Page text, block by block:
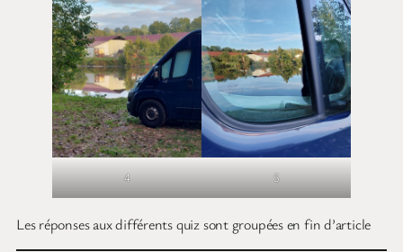
4 5
Les réponses aux différents quiz sont groupées en fin d’article